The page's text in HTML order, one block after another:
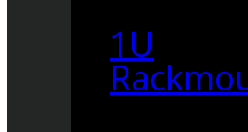
1U